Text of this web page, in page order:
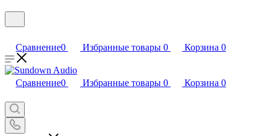
Сравнение0 Избранные товары 0 Корзина 0
Сравнение0 Избранные товары 0 Корзина 0